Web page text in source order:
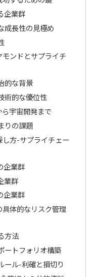
企業群
成長性の見極め
ンドとサプライチ
的な背景
術的な優位性
宇宙開発まで
りの課題
方-サプライチェー
企業群
業群
企業群
体的なリスク管理
方法
ートフォリオ構築
ール-利確と損切り